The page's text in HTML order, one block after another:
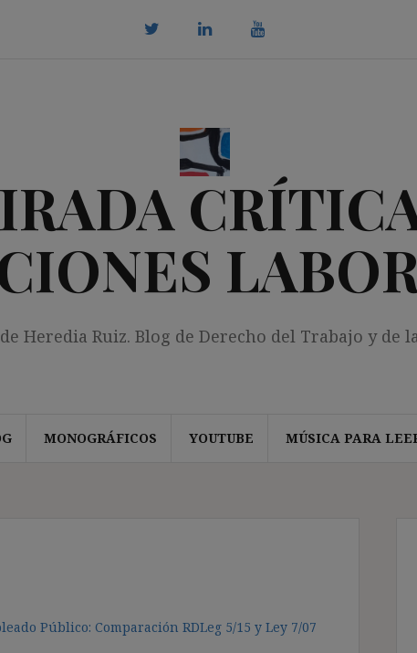
Heredia Ruiz. Blog de Derecho del Trabajo y de
MONOGRÁFICOS YOUTUBE MÚSICA PARA
Público: Comparación RDLeg 5/15 y Ley 7/07